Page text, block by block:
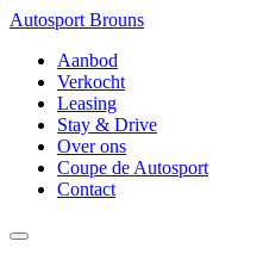
Autosport Brouns
Aanbod
Verkocht
Leasing
Stay & Drive
Over ons
Coupe de Autosport
Contact